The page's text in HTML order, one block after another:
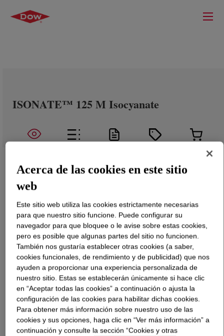
ISONATE™ 125 M Isocyanate
Qué esISONATE™ 125 M Isocyanate?
Un sólido cristalino blanco amarillento (cuando está por
debajo del punto de fusión) de alta pureza y baja acidez,
que contiene aproximadamente 97% de diisocianato de
4,4'-difenilmetano y 3% de diisocianato de 2,4'-
difenilmetano. Este producto se utiliza en aplicaciones
donde su bifuncionalidad y baja acidez ayudan en el
Acerca de las cookies en este sitio
web
Este sitio web utiliza las cookies estrictamente necesarias
para que nuestro sitio funcione. Puede configurar su
navegador para que bloquee o le avise sobre estas cookies,
pero es posible que algunas partes del sitio no funcionen.
También nos gustaría establecer otras cookies (a saber,
cookies funcionales, de rendimiento y de publicidad) que nos
ayuden a proporcionar una experiencia personalizada de
nuestro sitio. Estas se establecerán únicamente si hace clic
en “Aceptar todas las cookies” a continuación o ajusta la
configuración de las cookies para habilitar dichas cookies.
Para obtener más información sobre nuestro uso de las
cookies y sus opciones, haga clic en “Ver más información” a
continuación y consulte la sección “Cookies y otras